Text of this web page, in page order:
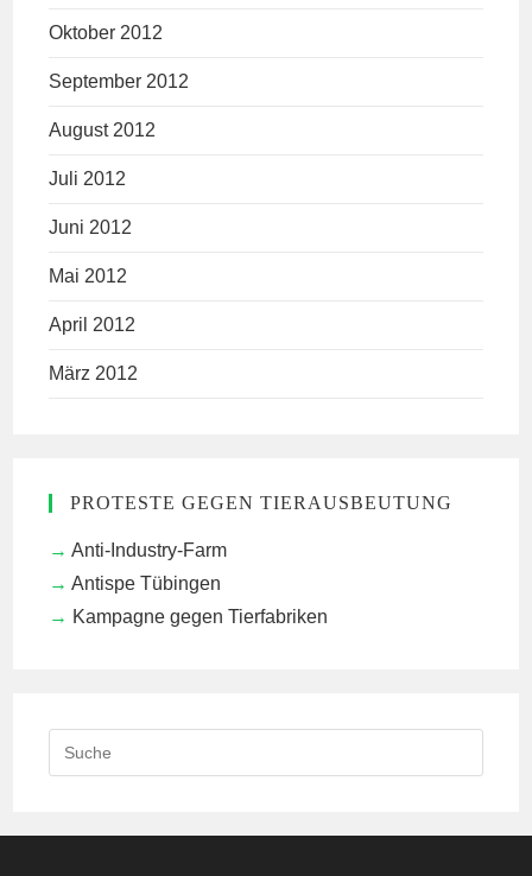
Oktober 2012
September 2012
August 2012
Juli 2012
Juni 2012
Mai 2012
April 2012
März 2012
PROTESTE GEGEN TIERAUSBEUTUNG
Anti-Industry-Farm
Antispe Tübingen
Kampagne gegen Tierfabriken
Search
this